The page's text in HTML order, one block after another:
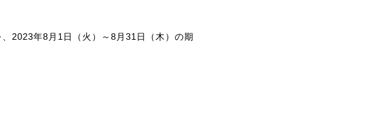
2023年8月1日（火）～8月31日（木）の期